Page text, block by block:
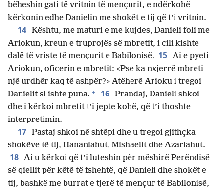
bëheshin gati të vritnin të mençurit, e ndërkohë
kërkonin edhe Danielin me shokët e tij që t’i vritnin.
14 Kështu, me maturi e me kujdes, Danieli foli me
Ariokun, kreun e truprojës së mbretit, i cili kishte
dalë të vriste të mençurit e Babilonisë. 15 Ai e pyeti
Ariokun, oficerin e mbretit: «Pse ka nxjerrë mbreti
një urdhër kaq të ashpër?» Atëherë Arioku i tregoi
Danielit si ishte puna. + 16 Prandaj, Danieli shkoi
dhe i kërkoi mbretit t’i jepte kohë, që t’i thoshte
interpretimin.
17 Pastaj shkoi në shtëpi dhe u tregoi gjithçka
shokëve të tij, Hananiahut, Mishaelit dhe Azariahut.
18 Ai u kërkoi që t’i luteshin për mëshirë Perëndisë
së qiellit për këtë të fshehtë, që Danieli dhe shokët e
tij, bashkë me burrat e tjerë të mençur të Babilonisë,